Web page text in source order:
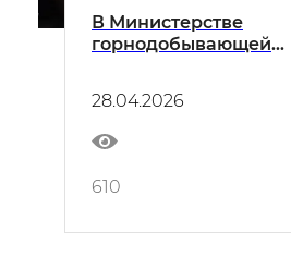
В Министерстве
горнодобывающей
вопросам
использования
средств и процедур
28.04.2026
610